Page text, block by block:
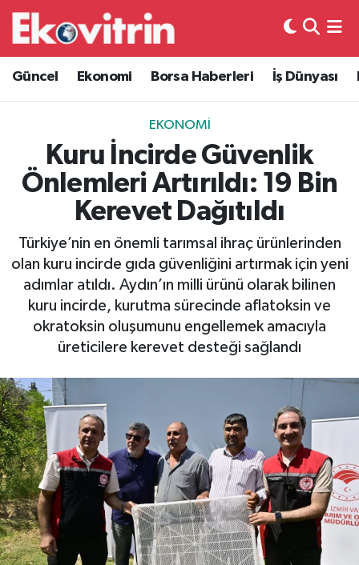
Güncel Ekonomi Borsa Haberleri İş Dünyası
EKONOMI
Kuru İncirde Güvenlik
Önlemleri Artırıldı: 19 Bin
Kerevet Dağıtıldı
Türkiye’nin en önemli tarımsal ihraç ürünlerinden
olan kuru incirde gıda güvenliğini artırmak için yeni
adımlar atıldı. Aydın’ın milli ürünü olarak bilinen
kuru incirde, kurutma sürecinde aflatoksin ve
okratoksin oluşumunu engellemek amacıyla
üreticilere kerevet desteği sağlandı
Güncel
Ekonomi
Borsa Haberleri
İş Dünyası
Lojistik
Otovitrin
Asayiş
Magazin
Gayrimenkul
Spor
Eğitim
Hava Durumu
Trafik Durumu
Süper Lig Puan Durumu ve Fikstür
Tüm Manşetler
Son Dakika Haberleri
Haber Arşivi